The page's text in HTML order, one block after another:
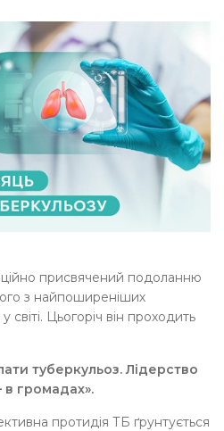
присвячений подоланню
з найпоширеніших
світі. Цьогоріч він проходить
туберкульоз. Лідерство
громадах».
протидія ТБ ґрунтується